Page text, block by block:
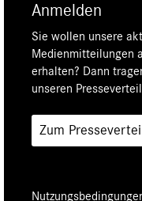
Anmelden
Sie wollen unsere
Medienmitteilungen
erhalten? Dann
unseren
Zum